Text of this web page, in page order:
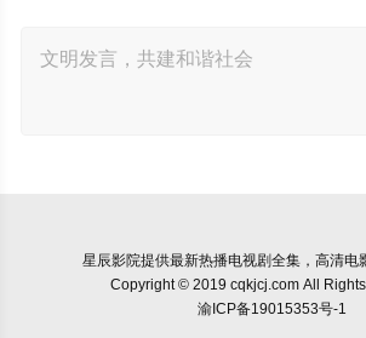
星辰影院提供最新热播电视剧全集，高清电
Copyright © 2019 cqkjcj.com All
渝ICP备19015353号-1